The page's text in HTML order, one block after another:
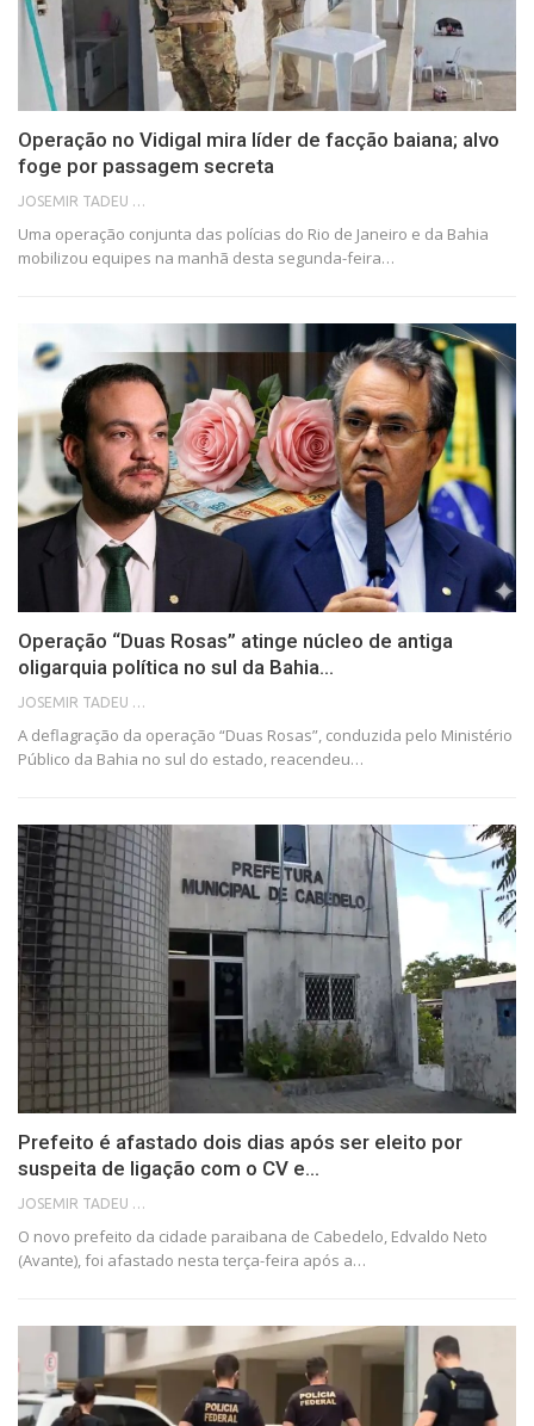
Operação no Vidigal mira líder de facção baiana; alvo
foge por passagem secreta
JOSEMIR TADEU FONSECA
Uma operação conjunta das polícias do Rio de Janeiro e da Bahia
mobilizou equipes na manhã desta segunda-feira…
Operação “Duas Rosas” atinge núcleo de antiga
oligarquia política no sul da Bahia…
JOSEMIR TADEU FONSECA
A deflagração da operação “Duas Rosas”, conduzida pelo Ministério
Público da Bahia no sul do estado, reacendeu…
Prefeito é afastado dois dias após ser eleito por
suspeita de ligação com o CV e…
JOSEMIR TADEU FONSECA
O novo prefeito da cidade paraibana de Cabedelo, Edvaldo Neto
(Avante), foi afastado nesta terça-feira após a…